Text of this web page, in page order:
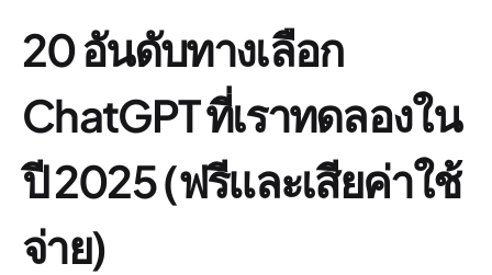
20 อันดับทางเลือก
ChatGPT ที่เราทดลองใน
ปี 2025 (ฟรีและเสียค่าใช้
จ่าย)